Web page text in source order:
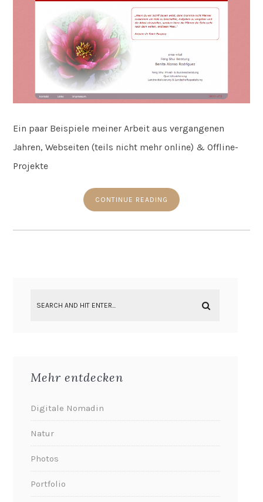
Ein paar Beispiele meiner Arbeit aus vergangenen
Jahren, Webseiten (teils nicht mehr online) & Offline-
Projekte
CONTINUE READING
Mehr entdecken
Digitale Nomadin
Natur
Photos
Portfolio